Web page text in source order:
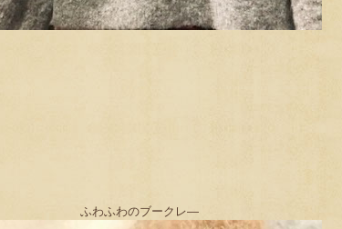
ふわふわのブークレ―